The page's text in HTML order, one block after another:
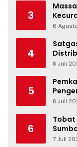
3
6
4
8 Juli
5
8 Juli
6
Tobat
7 Juli